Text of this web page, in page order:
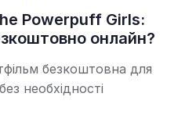
Powerpuff Girls:
онлайн?
безкоштовна для
необхідності